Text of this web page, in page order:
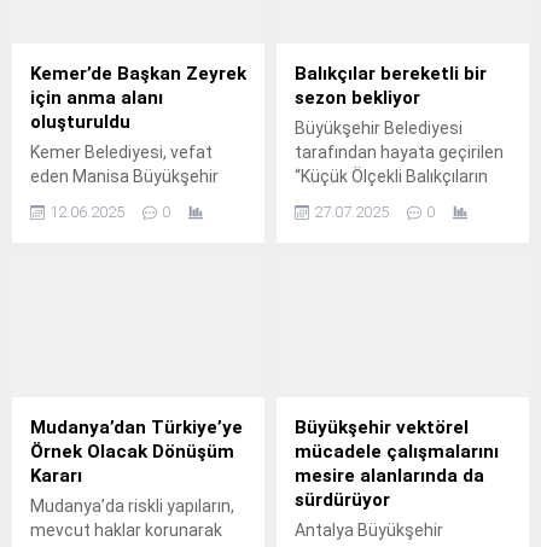
Kemer’de Başkan Zeyrek
için anma alanı
oluşturuldu
Kemer Belediyesi, vefat
eden Manisa Büyükşehir
Zeyrek’in anısını yaşatmak
12.06.2025 0
Balıkçılar bereketli bir
sezon bekliyor
Büyükşehir Belediyesi
tarafından hayata geçirilen
“Küçük Ölçekli Balıkçıların
kapsamında verilen destek
27.07.2025 0
Mudanya’dan Türkiye’ye
Örnek Olacak Dönüşüm
Kararı
Mudanya’da riskli yapıların,
mevcut haklar korunarak
Büyükşehir vektörel
mücadele çalışmalarını
mesire alanlarında da
sürdürüyor
Antalya Büyükşehir